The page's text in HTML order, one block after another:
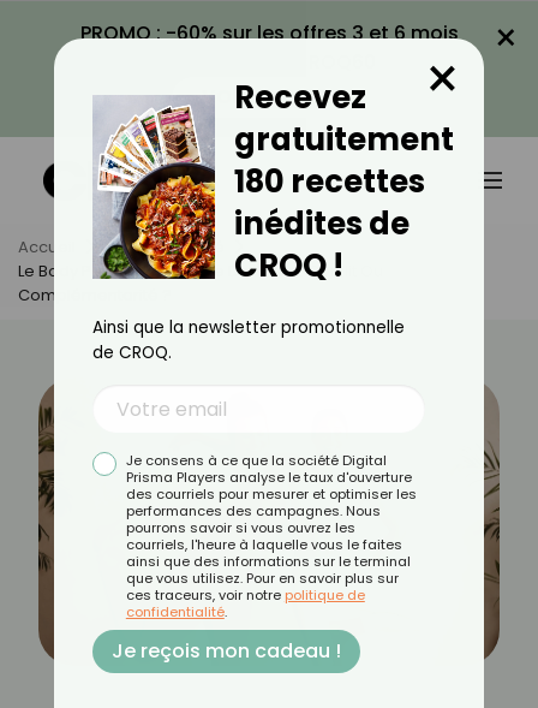
PROMO : -60% sur les offres 3 et 6 mois
VOIR LA PROMO
×
Accueil Actus
Santé
Le Body Positive Et La Perte De Poids : Conflit Ou
Complémentarité ?
Recevez
gratuitement
180 recettes
inédites de
CROQ !
×
Ainsi que la newsletter promotionnelle
de CROQ.
Je consens à ce que la société Digital
Prisma Players analyse le taux d'ouverture
des courriels pour mesurer et optimiser les
performances des campagnes. Nous
pourrons savoir si vous ouvrez les
courriels, l'heure à laquelle vous le faites
ainsi que des informations sur le terminal
que vous utilisez. Pour en savoir plus sur
ces traceurs, voir notre politique de
confidentialité.
Je reçois mon cadeau !